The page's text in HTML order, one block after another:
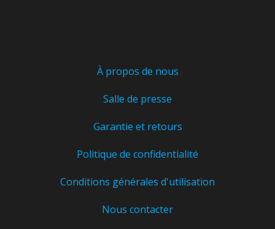
À propos de nous
Salle de presse
Garantie et retours
Politique de confidentialité
Conditions générales d'utilisation
Nous contacter